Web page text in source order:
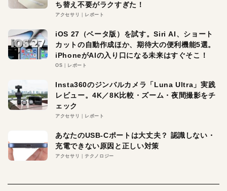
ち替え不要がラクすぎた！
アクセサリ レポート
iOS 27（ベータ版）を試す。Siri AI、ショート
カットの自動作成ほか、期待大の便利機能5選。
iPhoneがAIの入り口になる未来はすぐそこ！
OS レポート
Insta360のジンバルカメラ「Luna Ultra」実践
レビュー。4K／8K比較・ズーム・夜間撮影をチ
ェック
アクセサリ レポート
あなたのUSB-Cポートは大丈夫？ 認識しない・
充電できない原因と正しい対策
アクセサリ テクノロジー